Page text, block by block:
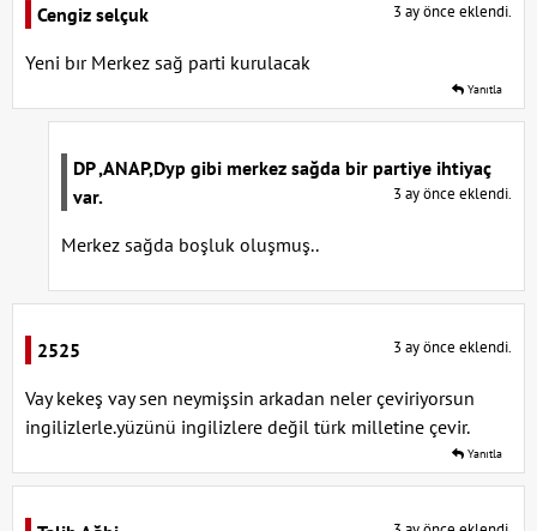
Cengiz selçuk 3 ay önce eklendi.
Yeni bır Merkez sağ parti kurulacak
Yanıtla
DP ,ANAP,Dyp gibi merkez sağda bir partiye ihtiyaç
var.
3 ay önce eklendi.
Merkez sağda boşluk oluşmuş..
2525 3 ay önce eklendi.
Vay kekeş vay sen neymişsin arkadan neler çeviriyorsun
ingilizlerle.yüzünü ingilizlere değil türk milletine çevir.
Yanıtla